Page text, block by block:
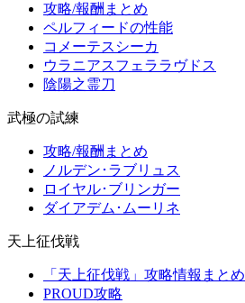
攻略/報酬まとめ
ペルフィードの性能
コメーテスシーカ
ウラニアスフェララヴドス
陰陽之霊刀
武極の試練
攻略/報酬まとめ
ノルデン･ラブリュス
ロイヤル･ブリンガー
ダイアデム･ムーリネ
天上征伐戦
「天上征伐戦」攻略情報まとめ
PROUD攻略